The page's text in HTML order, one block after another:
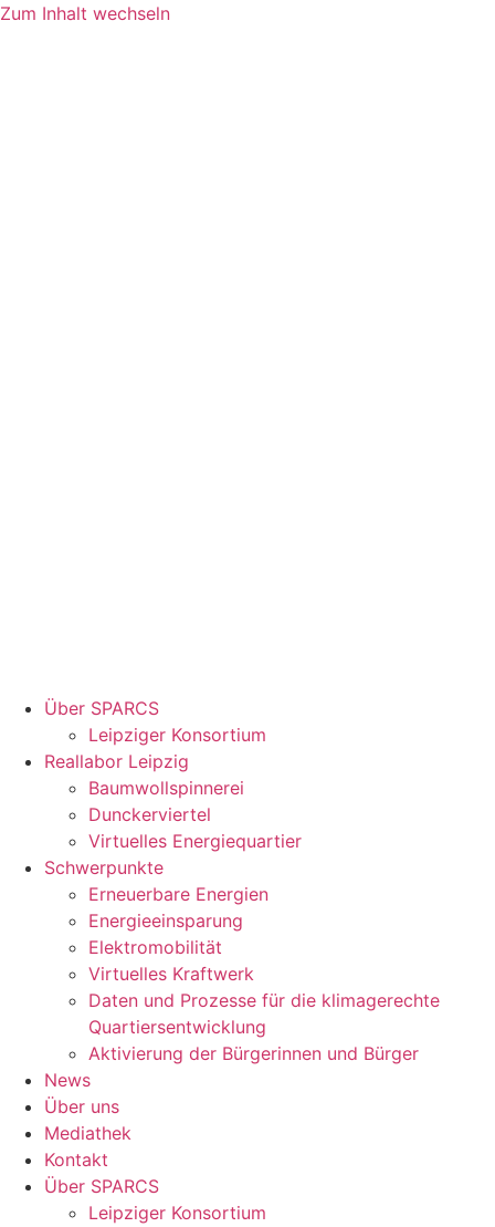
Zum Inhalt wechseln
Über SPARCS
Leipziger Konsortium
Reallabor Leipzig
Baumwollspinnerei
Dunckerviertel
Virtuelles Energiequartier
Schwerpunkte
Erneuerbare Energien
Energieeinsparung
Elektromobilität
Virtuelles Kraftwerk
Daten und Prozesse für die klimagerechte
Quartiersentwicklung
Aktivierung der Bürgerinnen und Bürger
News
Über uns
Mediathek
Kontakt
Über SPARCS
Leipziger Konsortium